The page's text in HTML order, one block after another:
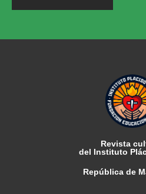
Revista
del Instituto
República de